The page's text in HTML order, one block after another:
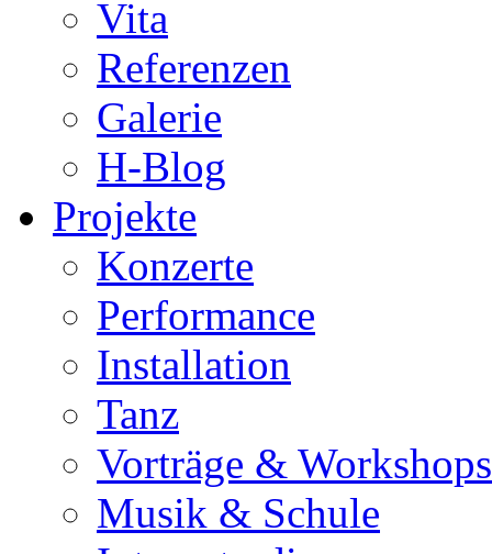
Vita
Referenzen
Galerie
H-Blog
Projekte
Konzerte
Performance
Installation
Tanz
Vorträge & Workshops
Musik & Schule